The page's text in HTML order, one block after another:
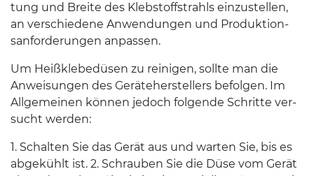
tung und Bre­ite des Kleb­stoff­s­trahls einzustellen,
an ver­schiedene Anwen­dun­gen und Pro­duk­tion­
san­forderun­gen anpassen.
Um Heißk­lebedüsen zu reini­gen, sollte man die
Anweisun­gen des Geräte­herstellers befol­gen. Im
All­ge­meinen kön­nen jedoch fol­gende Schritte ver­
sucht werden:
1 . Schal­ten Sie das Gerät aus und warten Sie, bis es
abgekühlt ist. 2. Schrauben Sie die Düse vom Gerät